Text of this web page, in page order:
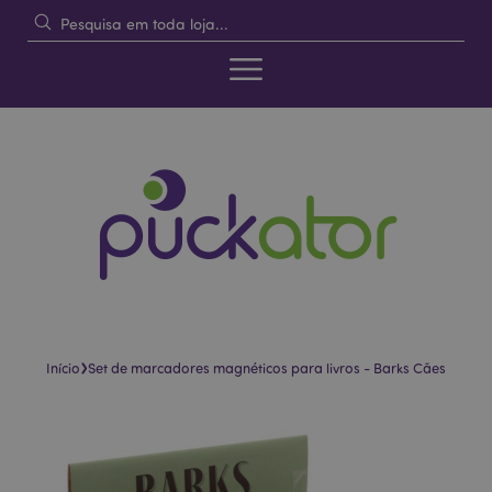
Início›Set de marcadores magnéticos para livros - Barks Cães